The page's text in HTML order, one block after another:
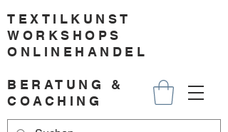
TEXTILKUNST
WORKSHOPS
ONLINEHANDEL
BERATUNG &
COACHING